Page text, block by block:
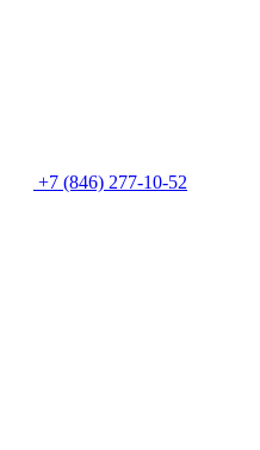
+7 (846) 277-10-52